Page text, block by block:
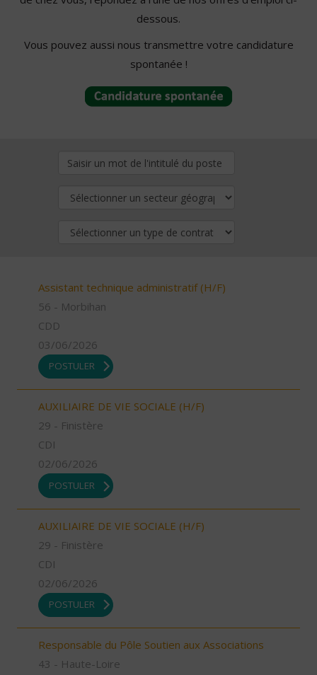
dessous.
Vous pouvez aussi nous transmettre votre candidature
spontanée !
Assistant technique administratif (H/F)
56 - Morbihan
CDD
03/06/2026
POSTULER
AUXILIAIRE DE VIE SOCIALE (H/F)
29 - Finistère
CDI
02/06/2026
POSTULER
AUXILIAIRE DE VIE SOCIALE (H/F)
29 - Finistère
CDI
02/06/2026
POSTULER
Responsable du Pôle Soutien aux Associations
43 - Haute-Loire